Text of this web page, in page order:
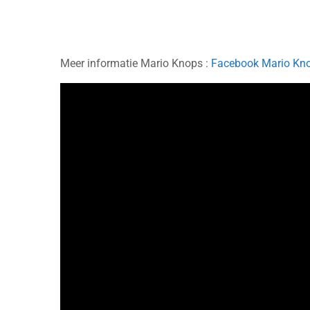
Meer informatie Mario Knops : Facebook Mario